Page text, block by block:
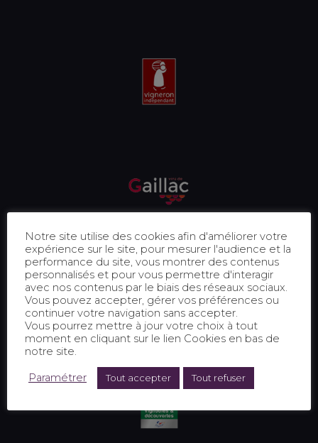
Notre site utilise des cookies afin d'améliorer votre
expérience sur le site, pour mesurer l'audience et la
performance du site, vous montrer des contenus
personnalisés et pour vous permettre d'interagir
avec nos contenus par le biais des réseaux sociaux.
Vous pouvez accepter, gérer vos préférences ou
continuer votre navigation sans accepter.
Vous pourrez mettre à jour votre choix à tout
moment en cliquant sur le lien Cookies en bas de
notre site.
Paramétrer Tout accepter Tout refuser